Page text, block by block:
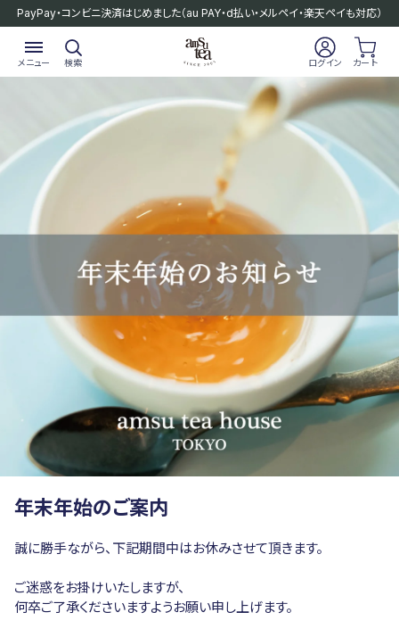
PayPay・コンビニ決済はじめました（au PAY・d払い・メルペイ・楽天ペイも対応）
メニュー 検索 ログイン カート
年末年始のご案内
誠に勝手ながら、下記期間中はお休みさせて頂きます。
ご迷惑をお掛けいたしますが、
何卒ご了承くださいますようお願い申し上げます。